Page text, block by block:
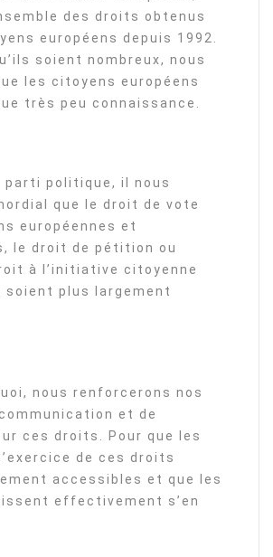
des droits obtenus
européens depuis 1992.
soient nombreux, nous
les citoyens européens
très peu connaissance.
parti politique, il nous
que le droit de vote
européennes et
le droit de pétition ou
à l’initiative citoyenne
soient plus largement
nous renforcerons nos
et de
ces droits. Pour que les
de ces droits
accessibles et que les
effectivement s’en